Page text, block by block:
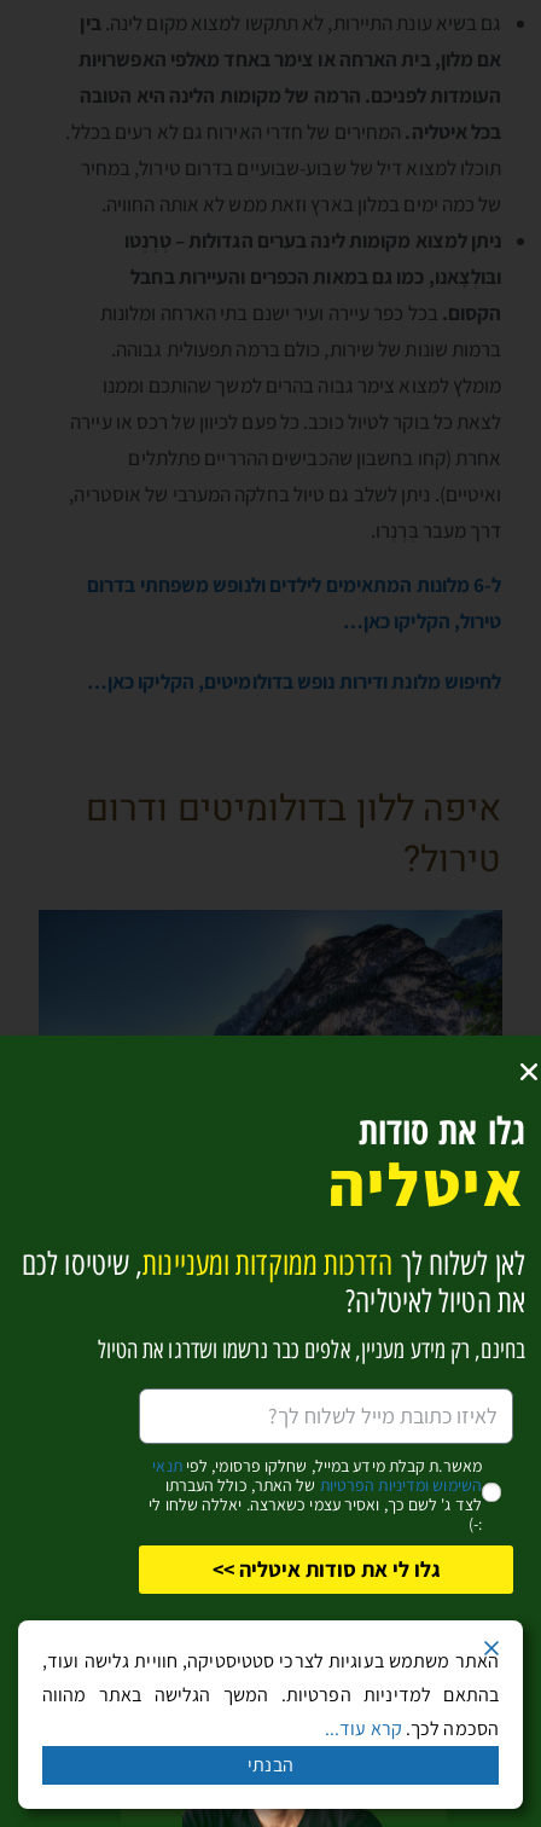
גם בשיא עונת התיירות, לא תתקשו למצוא מקום לינה. בין
אם מלון, בית הארחה או צימר באחד מאלפי האפשרויות
העומדות לפניכם. הרמה של מקומות הלינה היא הטובה
בכל איטליה. המחירים של חדרי האירוח גם לא רעים בכלל.
תוכלו למצוא דיל של שבוע-שבועיים בדרום טירול, במחיר
של כמה ימים במלון בארץ וזאת ממש לא אותה החוויה.
ניתן למצוא מקומות לינה בערים הגדולות – טְרֶנְטו
ובּולְצָאנו, כמו גם במאות הכפרים והעיירות בחבל
הקסום. בכל כפר עיירה ועיר ישנם בתי הארחה ומלונות
ברמות שונות של שירות, כולם ברמה תפעולית גבוהה.
מומלץ למצוא צימר גבוה בהרים למשך שהותכם וממנו
לצאת כל בוקר לטיול כוכב. כל פעם לכיוון של רכס או עיירה
אחרת (קחו בחשבון שהכבישים ההרריים פתלתלים
ואיטיים). ניתן לשלב גם טיול בחלקה המערבי של אוסטריה,
דרך מעבר בְּרֶנֶרו.
ל-6 מלונות המתאימים לילדים ולנופש משפחתי בדרום
טירול, הקליקו כאן…
לחיפוש מלונת ודירות נופש בדולומיטים, הקליקו כאן…
איפה ללון בדולומיטים ודרום
טירול?
בעיירות והכפרים של הדולומיטים
פסגות הדולומיטים כמה עיירות גדולות והמוני כפרים
לנופש.
בעיירות הסקי היוקרתיות–קורטינה ד'אמפצ'ו,סן מרטינו
די קַסְטְרוֹצַה,מדונָה די קאמְפּילְיוועוד הן עיירות הסקי
המרכזיות של דרום טירול שבקיץ הן הבסיס לנופש
המשפחתי בדרום טירול.
בבולצאנו–המלונות בתוככי בּולְצָנוובפאתי העיר הם
שמסביב.
בערים הגדולות שבעמקים– ניתן למצוא מקום לינה
במראנו, ברסנונה וויפיטאנו כבסיס לטיול בחלק הצפוני של
דרום טירול, סמוך לגבול האוסטרי ומעבר ברנרו.
היפההיא הבסיס לטיול באזור של אגם בראיס.
האתר משתמש בעוגיות לצרכי סטטיסטיקה, חוויית גלישה ועוד,
בהתאם למדיניות הפרטיות. המשך הגלישה באתר מהווה
הסכמה לכך. קרא עוד...
הבנתי
גלו את סודות
איטליה
לאן לשלוח לך הדרכות ממוקדות ומעניינות, שיטיסו לכם
את הטיול לאיטליה?
בחינם, רק מידע מעניין, אלפים כבר נרשמו ושדרגו את הטיול
מאשר.ת קבלת מידע במייל, שחלקו פרסומי, לפיתנאי
השימוש ומדיניות הפרטיות של האתר, כולל העברתו
לצד ג' לשם כך, ואסיר עצמי כשארצה. יאללה שלחו לי
:-)
גלו לי את סודות איטליה >>